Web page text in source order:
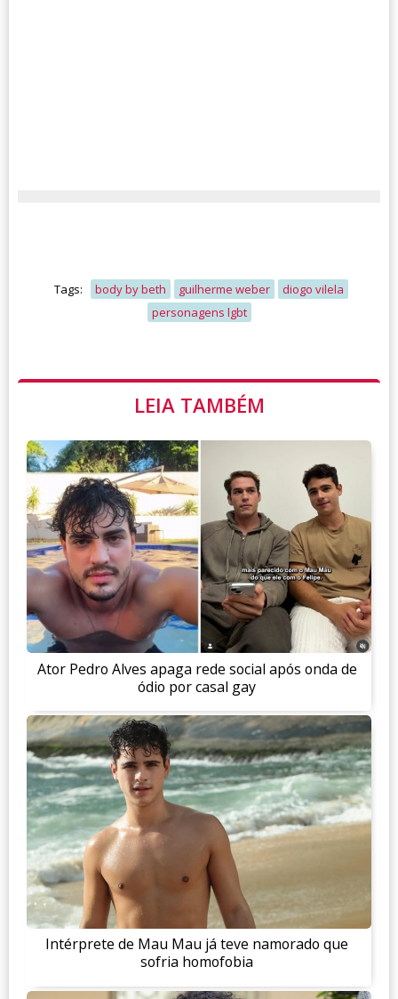
Tags: body by beth guilherme weber
diogo vilela
personagens lgbt
LEIA TAMBÉM
Ator Pedro Alves apaga rede social após onda de
ódio por casal gay
Intérprete de Mau Mau já teve namorado que
sofria homofobia